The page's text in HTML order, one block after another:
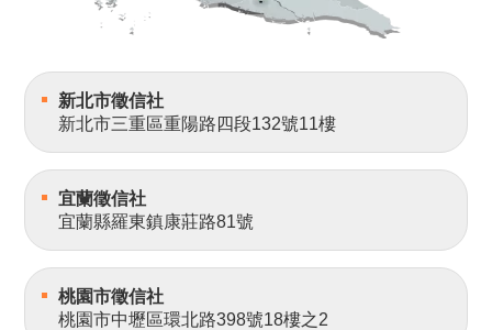
新北市徵信社
新北市三重區重陽路四段132號11樓
宜蘭徵信社
宜蘭縣羅東鎮康莊路81號
桃園市徵信社
桃園市中壢區環北路398號18樓之2